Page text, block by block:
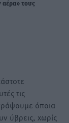
αέρα» τους
τις
όποια
ύβρεις, χωρίς